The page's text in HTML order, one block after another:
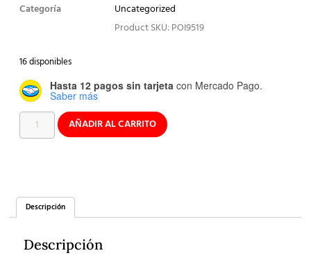
Categoría
Uncategorized
Product SKU: POI9519
16 disponibles
Hasta 12 pagos sin tarjeta con Mercado Pago.
Saber más
AÑADIR AL CARRITO
Descripción
Descripción